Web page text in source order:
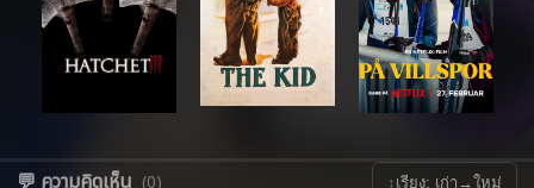
💬 ความคิดเห็น (0) ↕ เรียง: เก่า→ใหม่